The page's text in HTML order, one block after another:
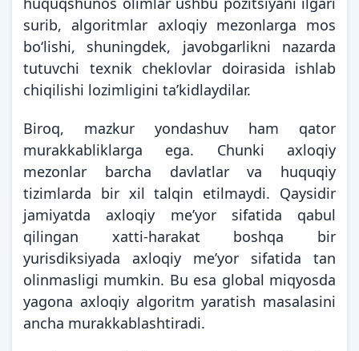
surib, algoritmlar axloqiy mezonlarga mos
bo‘lishi, shuningdek, javobgarlikni nazarda
tutuvchi texnik cheklovlar doirasida ishlab
chiqilishi lozimligini ta’kidlaydilar.
Biroq, mazkur yondashuv ham qator
murakkabliklarga ega. Chunki axloqiy
mezonlar barcha davlatlar va huquqiy
tizimlarda bir xil talqin etilmaydi. Qaysidir
jamiyatda axloqiy me’yor sifatida qabul
qilingan xatti-harakat boshqa bir
yurisdiksiyada axloqiy me’yor sifatida tan
olinmasligi mumkin. Bu esa global miqyosda
yagona axloqiy algoritm yaratish masalasini
ancha murakkablashtiradi.